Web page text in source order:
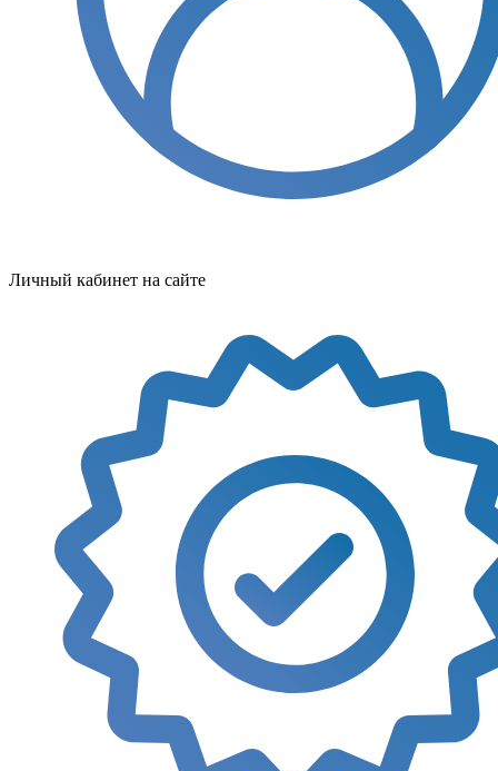
Личный кабинет на сайте